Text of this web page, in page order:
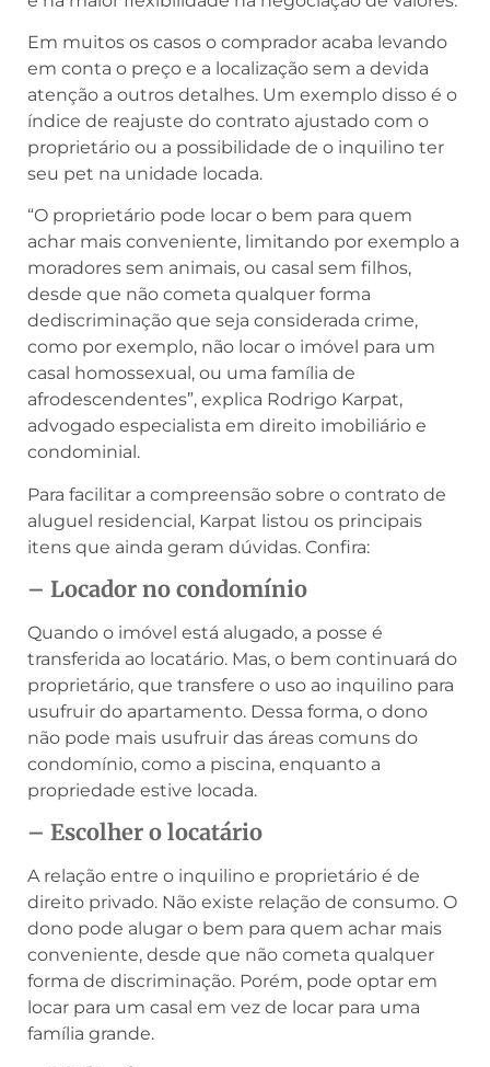
Em muitos os casos o comprador acaba levando
em conta o preço e a localização sem a devida
atenção a outros detalhes. Um exemplo disso é o
índice de reajuste do contrato ajustado com o
proprietário ou a possibilidade de o inquilino ter
seu pet na unidade locada.
“O proprietário pode locar o bem para quem
achar mais conveniente, limitando por exemplo a
moradores sem animais, ou casal sem filhos,
desde que não cometa qualquer forma
dediscriminação que seja considerada crime,
como por exemplo, não locar o imóvel para um
casal homossexual, ou uma família de
afrodescendentes”, explica Rodrigo Karpat,
advogado especialista em direito imobiliário e
condominial.
Para facilitar a compreensão sobre o contrato de
aluguel residencial, Karpat listou os principais
itens que ainda geram dúvidas. Confira:
– Locador no condomínio
Quando o imóvel está alugado, a posse é
transferida ao locatário. Mas, o bem continuará do
proprietário, que transfere o uso ao inquilino para
usufruir do apartamento. Dessa forma, o dono
não pode mais usufruir das áreas comuns do
condomínio, como a piscina, enquanto a
propriedade estive locada.
– Escolher o locatário
A relação entre o inquilino e proprietário é de
direito privado. Não existe relação de consumo. O
dono pode alugar o bem para quem achar mais
conveniente, desde que não cometa qualquer
forma de discriminação. Porém, pode optar em
locar para um casal em vez de locar para uma
família grande.